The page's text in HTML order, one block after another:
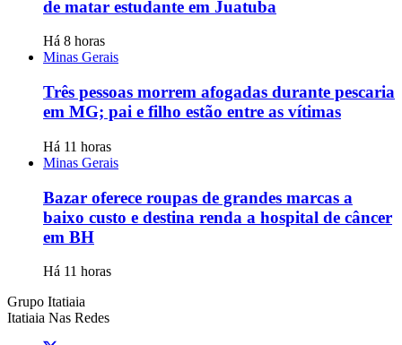
de matar estudante em Juatuba
Há 8 horas
Minas Gerais
Três pessoas morrem afogadas durante pescaria
em MG; pai e filho estão entre as vítimas
Há 11 horas
Minas Gerais
Bazar oferece roupas de grandes marcas a
baixo custo e destina renda a hospital de câncer
em BH
Há 11 horas
Grupo Itatiaia
Itatiaia Nas Redes